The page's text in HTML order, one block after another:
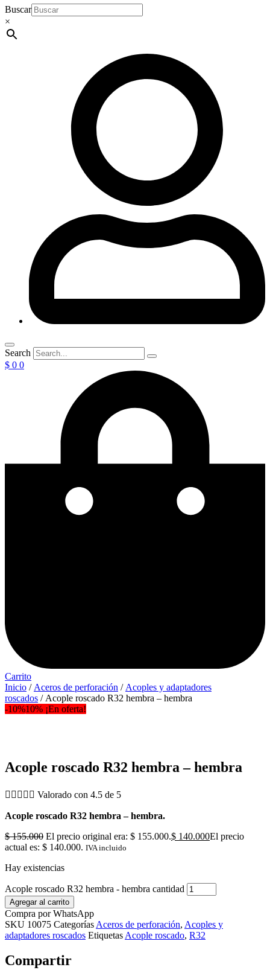
Buscar
×
Search
$ 0 0
Carrito
Inicio / Aceros de perforación / Acoples y adaptadores
roscados / Acople roscado R32 hembra – hembra
-10%10% ¡En oferta!
Acople roscado R32 hembra – hembra
     Valorado con 4.5 de 5
Acople roscado R32 hembra – hembra.
$155.000 El precio original era: $ 155.000.$ 140.000El precio
actual es: $ 140.000. IVA incluido
Hay existencias
Acople roscado R32 hembra - hembra cantidad
Agregar al carrito
Compra por WhatsApp
SKU 10075 Categorías Aceros de perforación, Acoples y
adaptadores roscados Etiquetas Acople roscado, R32
Compartir